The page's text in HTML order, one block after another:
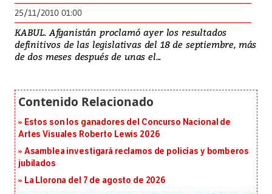
25/11/2010 01:00
KABUL. Afganistán proclamó ayer los resultados
definitivos de las legislativas del 18 de septiembre, más
de dos meses después de unas el...
Estos son los ganadores del Concurso Nacional de
Artes Visuales Roberto Lewis 2026
Asamblea investigará reclamos de policías y bomberos
jubilados
La Llorona del 7 de agosto de 2026